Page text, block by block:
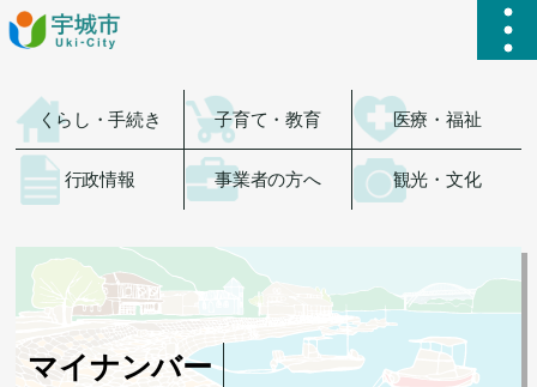
ハ
くらし・手続き 子育て・教育 医療・福祉
行政情報 事業者の方へ 観光・文化
マイナンバー